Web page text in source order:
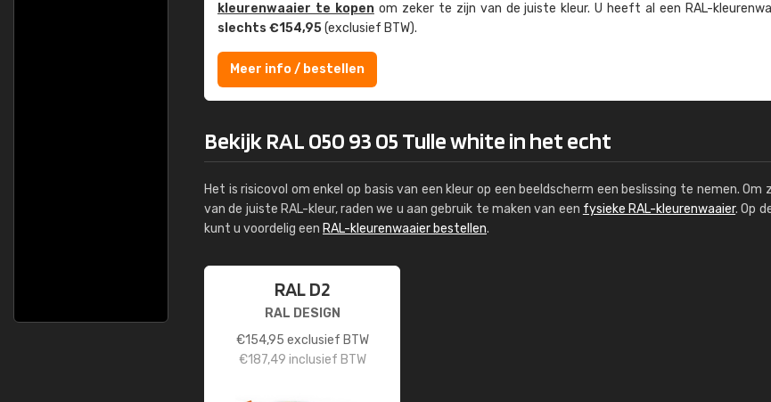
kleuren­waaier te kopenom zeker te zijn van de juiste kleur. U heeft al een RAL-
slechts €154,95(exclusief BTW).
Meer info / bestellen
Bekijk RAL 050 93 05 Tulle white in het echt
Het is risicovol om enkel op basis van een kleur op een beeldscherm een beslissing te nemen. Om
van de juiste RAL-kleur, raden we u aan gebruik te maken van een fysieke RAL-kleurenwaaier. Op
kunt u voordelig een RAL-kleurenwaaier bestellen.
RAL D2
RAL DESIGN
€154,95 exclusief BTW
€187,49 inclusief BTW
Kambier BV